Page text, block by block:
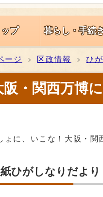
ップ 暮らし・手続
ージ 区政情報 ひ
阪・関西万博
ょに、いこな！大阪・
ひがしなりだより